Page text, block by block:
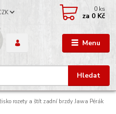
Menu
Hledat
0 ks
za 0 Kč
rozety a štít zadní brzdy Jawa Pérák